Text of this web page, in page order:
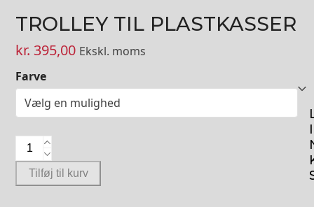
TROLLEY TIL PLASTKASSER
kr. 395,00 Ekskl. moms
Farve
Trolley
til
plastkasser
Tilføj til kurv
I